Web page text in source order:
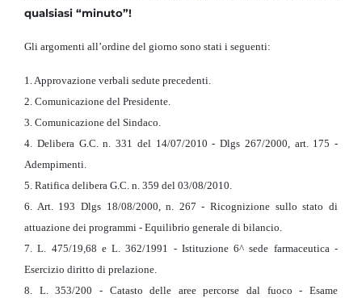
qualsiasi “minuto”!
Gli argomenti all’ordine del giorno sono stati i seguenti:
1. Approvazione verbali sedute precedenti.
2. Comunicazione del Presidente.
3. Comunicazione del Sindaco.
4. Delibera G.C. n. 331 del 14/07/2010 - Dlgs 267/2000, art. 175 -
Adempimenti.
5. Ratifica delibera G.C. n. 359 del 03/08/2010.
6. Art. 193 Dlgs 18/08/2000, n. 267 - Ricognizione sullo stato di
attuazione dei programmi - Equilibrio generale di bilancio.
7. L. 475/19,68 e L. 362/1991 - Istituzione 6^ sede farmaceutica -
Esercizio diritto di prelazione.
8. L. 353/200 - Catasto delle aree percorse dal fuoco - Esame